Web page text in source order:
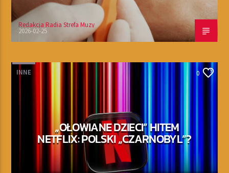
Redakcja Radia Strefa Muzy
2026-02-25
INNE 0
„OŁOWIANE DZIECI” HITEM
NETFLIX: POLSKI „CZARNOBYL”?